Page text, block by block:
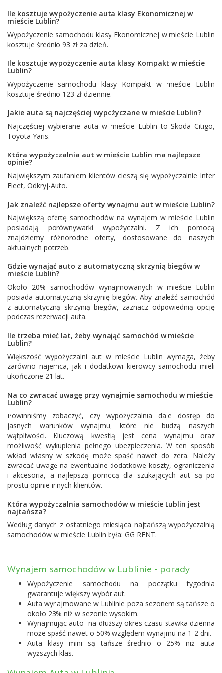
Ile kosztuje wypożyczenie auta klasy Ekonomicznej w
mieście Lublin?
Wypożyczenie samochodu klasy Ekonomicznej w mieście Lublin
kosztuje średnio 93 zł za dzień.
Ile kosztuje wypożyczenie auta klasy Kompakt w mieście
Lublin?
Wypożyczenie samochodu klasy Kompakt w mieście Lublin
kosztuje średnio 123 zł dziennie.
Jakie auta są najczęściej wypożyczane w mieście Lublin?
Najczęściej wybierane auta w mieście Lublin to Skoda Citigo,
Toyota Yaris.
Która wypożyczalnia aut w mieście Lublin ma najlepsze
opinie?
Największym zaufaniem klientów cieszą się wypożyczalnie Inter
Fleet, Odkryj-Auto.
Jak znaleźć najlepsze oferty wynajmu aut w mieście Lublin?
Największą ofertę samochodów na wynajem w mieście Lublin
posiadają porównywarki wypożyczalni. Z ich pomocą
znajdziemy różnorodne oferty, dostosowane do naszych
aktualnych potrzeb.
Gdzie wynająć auto z automatyczną skrzynią biegów w
mieście Lublin?
Około 20% samochodów wynajmowanych w mieście Lublin
posiada automatyczną skrzynię biegów. Aby znaleźć samochód
z automatyczną skrzynią biegów, zaznacz odpowiednią opcję
podczas rezerwacji auta.
Ile trzeba mieć lat, żeby wynająć samochód w mieście
Lublin?
Większość wypożyczalni aut w mieście Lublin wymaga, żeby
zarówno najemca, jak i dodatkowi kierowcy samochodu mieli
ukończone 21 lat.
Na co zwracać uwagę przy wynajmie samochodu w mieście
Lublin?
Powinniśmy zobaczyć, czy wypożyczalnia daje dostęp do
jasnych warunków wynajmu, które nie budzą naszych
wątpliwości. Kluczową kwestią jest cena wynajmu oraz
możliwość wykupienia pełnego ubezpieczenia. W ten sposób
wkład własny w szkodę może spaść nawet do zera. Należy
zwracać uwagę na ewentualne dodatkowe koszty, ograniczenia
i akcesoria, a najlepszą pomocą dla szukających aut są po
prostu opinie innych klientów.
Która wypożyczalnia samochodów w mieście Lublin jest
najtańsza?
Według danych z ostatniego miesiąca najtańszą wypożyczalnią
samochodów w mieście Lublin była: GG RENT.
Wynajem samochodów w Lublinie - porady
Wypożyczenie samochodu na początku tygodnia
gwarantuje większy wybór aut.
Auta wynajmowane w Lublinie poza sezonem są tańsze o
około 23% niż w sezonie wysokim.
Wynajmując auto na dłuższy okres czasu stawka dzienna
może spaść nawet o 50% względem wynajmu na 1-2 dni.
Auta klasy mini są tańsze średnio o 25% niż auta
wyższych klas.